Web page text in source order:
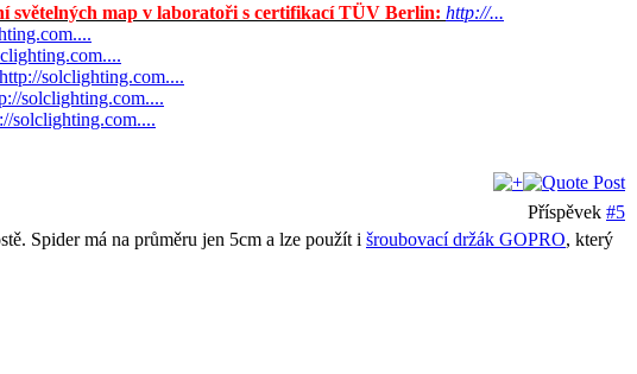
světelných map v laboratoři s certifikací TÜV Berlin: http://...
http://solclighting.com....
solclighting.com....
solclighting.com....
Příspěvek #5
Spider má na průměru jen 5cm a lze použít i šroubovací držák GOPRO, který